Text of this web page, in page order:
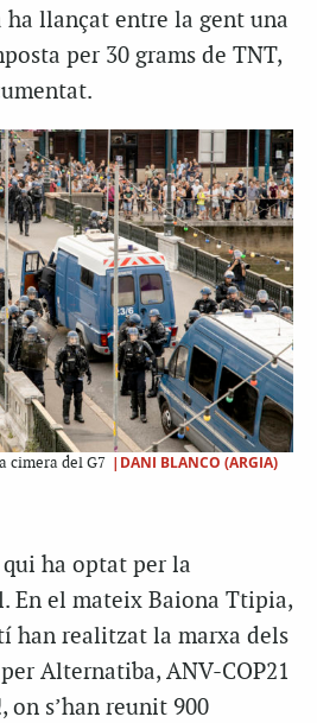
llançat entre la gent una
per 30 grams de TNT,
cimera del G7 |DANI BLANCO (ARGIA)
ha optat per la
En el mateix Baiona Ttipia,
han realitzat la marxa dels
Alternatiba, ANV-COP21
s’han reunit 900